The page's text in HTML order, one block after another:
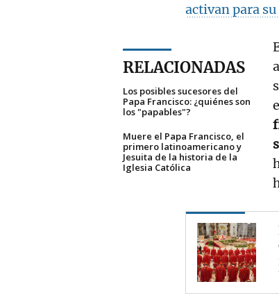
activan para
RELACIONADAS
Los posibles sucesores del
Papa Francisco: ¿quiénes son
los "papables"?
Muere el Papa Francisco, el
primero latinoamericano y
Jesuita de la historia de la
Iglesia Católica